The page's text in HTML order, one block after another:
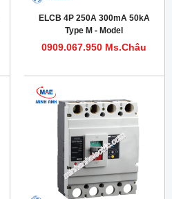
ELCB 4P 250A 300mA 50kA
Type M - Model
HDM1LE400M2504TA
0909.067.950 Ms.Châu